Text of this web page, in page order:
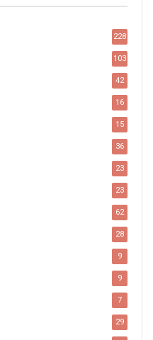
228
103
42
16
15
36
23
23
62
28
9
9
7
29